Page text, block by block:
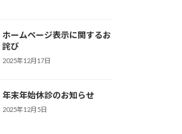
ホームページ表示に関するお
詫び
2025年12月17日
年末年始休診のお知らせ
2025年12月5日